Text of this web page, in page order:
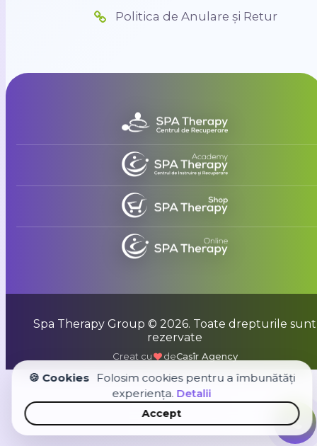
Politica de Anulare și Retur
Spa Therapy Group © 2026. Toate drepturile sunt
rezervate
Creat cu deCasîr Agency
🍪 Cookies
Folosim cookies pentru a îmbunătăți
experiența. Detalii
Accept